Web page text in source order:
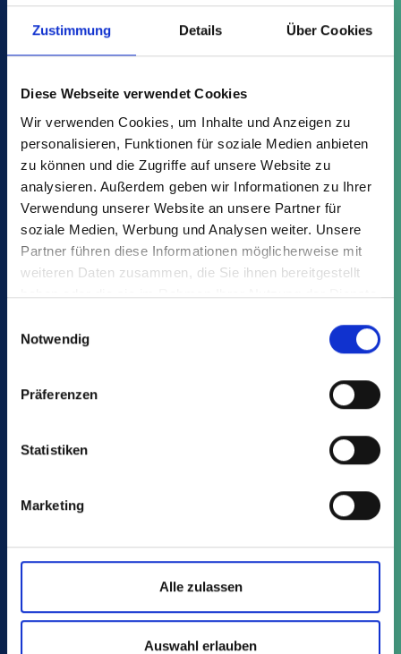
Zustimmung Details Über Cookies
Diese Webseite verwendet Cookies
Wir verwenden Cookies, um Inhalte und Anzeigen zu
personalisieren, Funktionen für soziale Medien anbieten
zu können und die Zugriffe auf unsere Website zu
analysieren. Außerdem geben wir Informationen zu Ihrer
Verwendung unserer Website an unsere Partner für
soziale Medien, Werbung und Analysen weiter. Unsere
Partner führen diese Informationen möglicherweise mit
weiteren Daten zusammen, die Sie ihnen bereitgestellt
haben oder die sie im Rahmen Ihrer Nutzung der Dienste
Notwendig
Präferenzen
Statistiken
Marketing
Alle zulassen
Auswahl erlauben
Trouvez l'article qui vous convient
parmi les MCD:
Cela pourrait également vous
MCI - IML